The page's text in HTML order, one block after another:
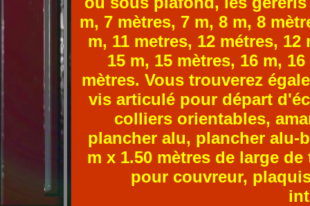
m, 7 mètres, 7 m, 8 m, 8
m, 11 metres, 12 métres,
15 m, 15 mètres, 16 m,
mètres. Vous trouverez
vis articulé pour départ
colliers orientables,
plancher alu, plancher alu-
m x 1.50 mètres de large
pour couvreur,